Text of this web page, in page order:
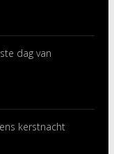
dag van
kerstnacht